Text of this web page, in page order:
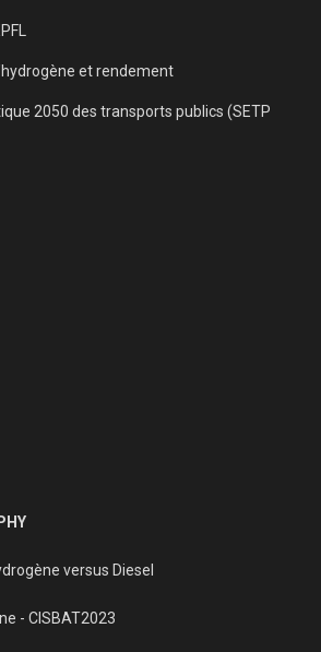
et rendement
2050 des transports publics (SETP
versus Diesel
- CISBAT2023